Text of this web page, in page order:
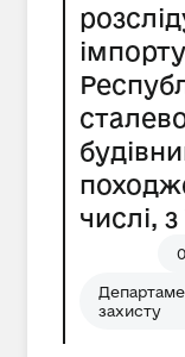
числі,
захисту